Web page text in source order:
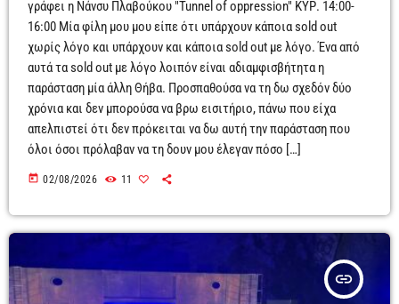
γράφει η Νάνσυ Πλαβούκου "Tunnel of oppression" ΚΥΡ. 14:00-
16:00 Μία φίλη μου μου είπε ότι υπάρχουν κάποια sold out
χωρίς λόγο και υπάρχουν και κάποια sold out με λόγο. Ένα από
αυτά τα sold out με λόγο λοιπόν είναι αδιαμφισβήτητα η
παράσταση μία άλλη Θήβα. Προσπαθούσα να τη δω σχεδόν δύο
χρόνια και δεν μπορούσα να βρω εισιτήριο, πάνω που είχα
απελπιστεί ότι δεν πρόκειται να δω αυτή την παράσταση που
όλοι όσοι πρόλαβαν να τη δουν μου έλεγαν πόσο […]
today 02/08/2026 11
insert_link